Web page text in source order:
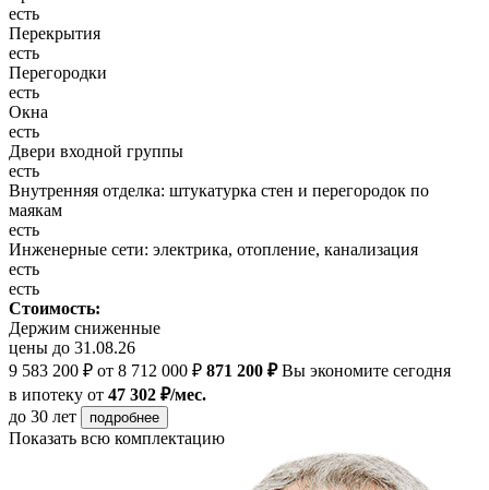
есть
Перекрытия
есть
Перегородки
есть
Окна
есть
Двери входной группы
есть
Внутренняя отделка: штукатурка стен и перегородок по
маякам
есть
Инженерные сети: электрика, отопление, канализация
есть
есть
Стоимость:
Держим сниженные
цены до 31.08.26
9 583 200 ₽ от 8 712 000 ₽ 871 200 ₽Вы экономите сегодня
в ипотеку от 47 302 ₽/мес.
до 30 лет
подробнее
Показать всю комплектацию